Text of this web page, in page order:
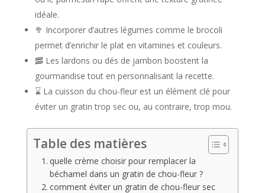
idéale.
🥦 Incorporer d’autres légumes comme le brocoli
permet d’enrichir le plat en vitamines et couleurs.
🥓 Les lardons ou dés de jambon boostent la
gourmandise tout en personnalisant la recette.
⌛ La cuisson du chou-fleur est un élément clé pour
éviter un gratin trop sec ou, au contraire, trop mou.
Table des matières
quelle crème choisir pour remplacer la
béchamel dans un gratin de chou-fleur ?
comment éviter un gratin de chou-fleur sec